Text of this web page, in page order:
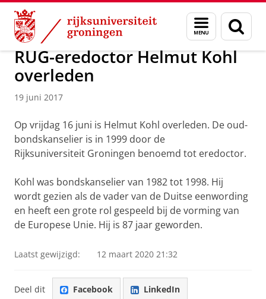
Skip
Content
Skip
Navigation
Menu
en
zoeken
Over ons Actueel Nieuws Nieuwsberichten
RUG-eredoctor Helmut Kohl
overleden
19 juni 2017
Op vrijdag 16 juni is Helmut Kohl overleden. De oud-
bondskanselier is in 1999 door de
Rijksuniversiteit Groningen benoemd tot eredoctor.
Kohl was bondskanselier van 1982 tot 1998. Hij
wordt gezien als de vader van de Duitse eenwording
en heeft een grote rol gespeeld bij de vorming van
de Europese Unie. Hij is 87 jaar geworden.
Laatst gewijzigd: 12 maart 2020 21:32
Deel dit Facebook LinkedIn